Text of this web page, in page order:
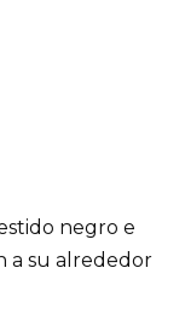
negro e
a su alrededor